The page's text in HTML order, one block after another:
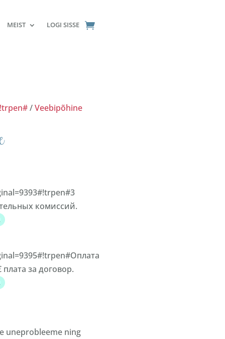
MEIST LOGI SISSE
/Veebipõhine
комиссий.
за договор.
uneprobleeme ning